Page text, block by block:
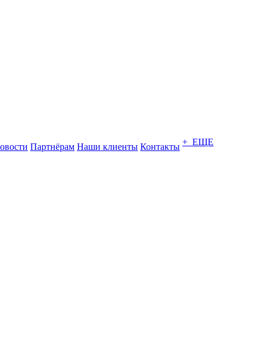
Партнёрам Наши клиенты Контакты + ЕЩЕ